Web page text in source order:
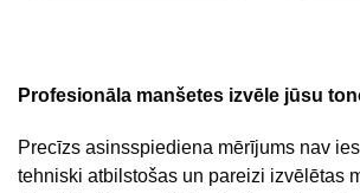
Profesionāla manšetes izvēle jūsu
Precīzs asinsspiediena mērījums nav
tehniski atbilstošas un pareizi izvēlētas